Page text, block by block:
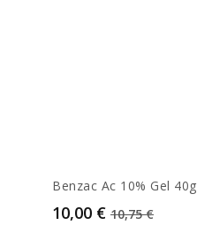
Benzac Ac 10% Gel 40g
Prix
10,00 € Prix de base
10,75 €